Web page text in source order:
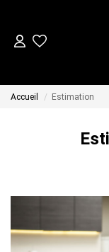
Accueil Estimation